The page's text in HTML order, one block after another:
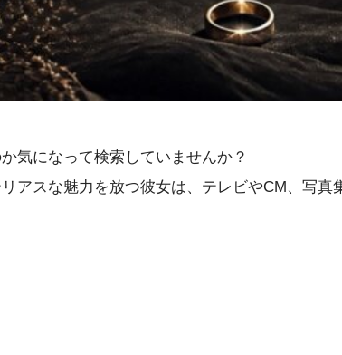
気になって検索していませんか？
アスな魅力を放つ彼女は、テレビやCM、写真